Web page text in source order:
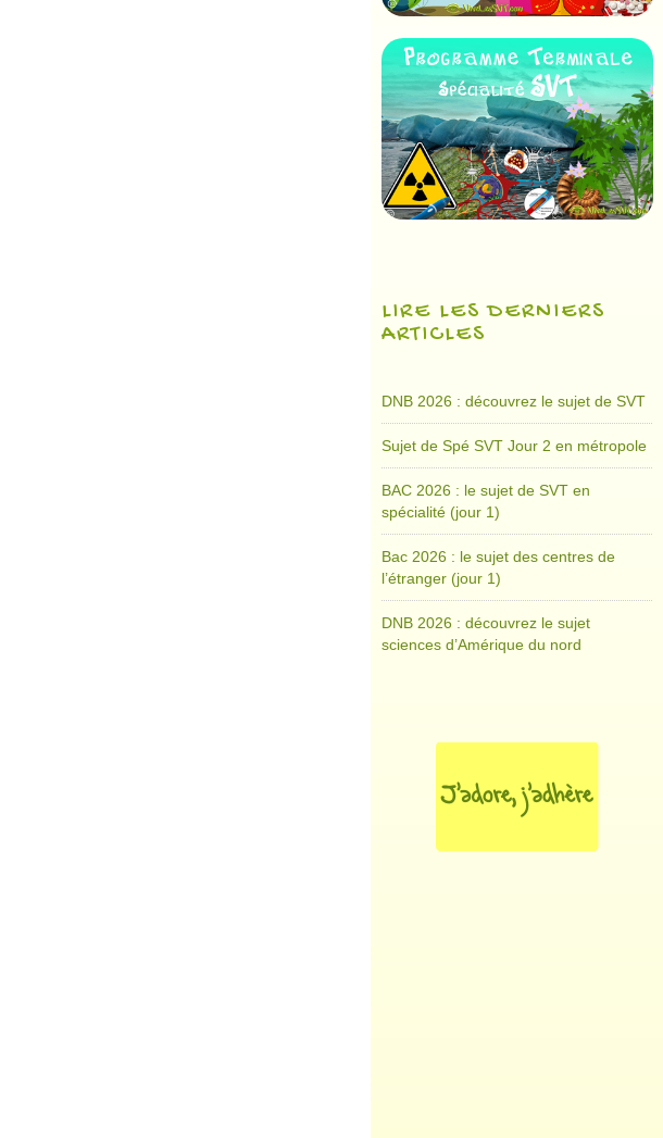
LIRE LES DERNIERS
ARTICLES
DNB 2026 : découvrez le sujet de SVT
Sujet de Spé SVT Jour 2 en métropole
BAC 2026 : le sujet de SVT en
spécialité (jour 1)
Bac 2026 : le sujet des centres de
l’étranger (jour 1)
DNB 2026 : découvrez le sujet
sciences d’Amérique du nord